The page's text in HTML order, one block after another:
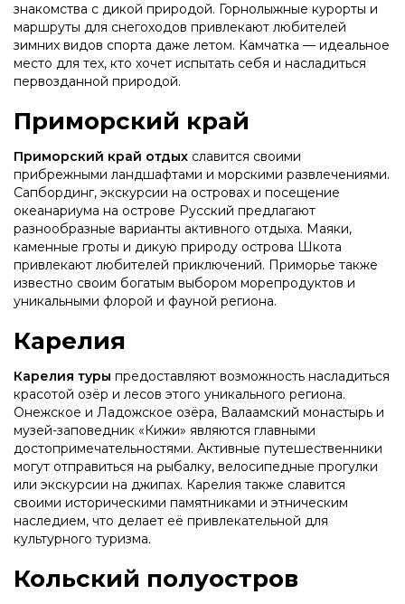
знакомства с дикой природой. Горнолыжные курорты и
маршруты для снегоходов привлекают любителей
зимних видов спорта даже летом. Камчатка — идеальное
место для тех, кто хочет испытать себя и насладиться
первозданной природой.
Приморский край
Приморский край отдых славится своими
прибрежными ландшафтами и морскими развлечениями.
Сапбординг, экскурсии на островах и посещение
океанариума на острове Русский предлагают
разнообразные варианты активного отдыха. Маяки,
каменные гроты и дикую природу острова Шкота
привлекают любителей приключений. Приморье также
известно своим богатым выбором морепродуктов и
уникальными флорой и фауной региона.
Карелия
Карелия туры предоставляют возможность насладиться
красотой озёр и лесов этого уникального региона.
Онежское и Ладожское озёра, Валаамский монастырь и
музей-заповедник «Кижи» являются главными
достопримечательностями. Активные путешественники
могут отправиться на рыбалку, велосипедные прогулки
или экскурсии на джипах. Карелия также славится
своими историческими памятниками и этническим
наследием, что делает её привлекательной для
культурного туризма.
Кольский полуостров